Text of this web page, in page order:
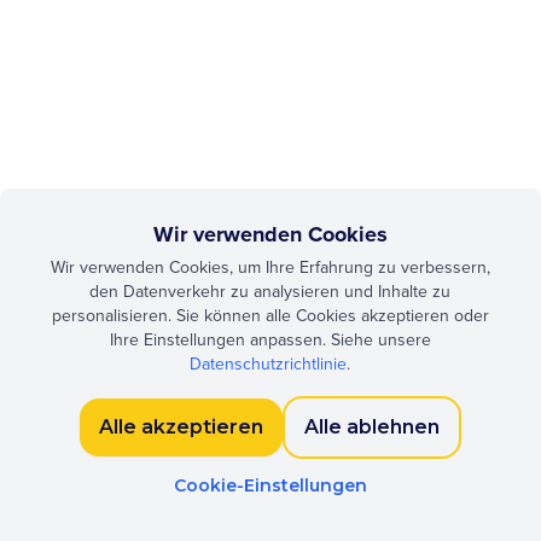
Wir verwenden Cookies
Wir verwenden Cookies, um Ihre Erfahrung zu verbessern,
den Datenverkehr zu analysieren und Inhalte zu
personalisieren. Sie können alle Cookies akzeptieren oder
Ihre Einstellungen anpassen. Siehe unsere
Datenschutzrichtlinie.
Alle akzeptieren Alle ablehnen
Cookie-Einstellungen